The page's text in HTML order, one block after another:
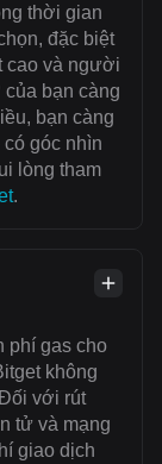
thời gian
đặc biệt
cao và người
bạn càng
bạn càng
góc nhìn
lòng tham
.
‌phí gas cho
không
với rút
tử và mạng
giao dịch